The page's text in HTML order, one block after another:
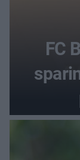
FC